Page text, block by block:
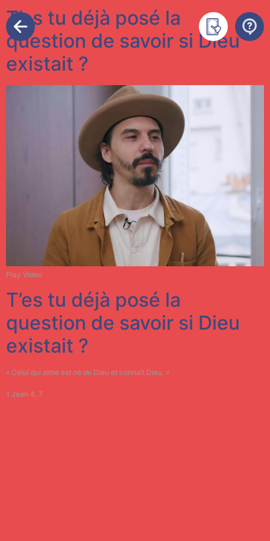
T’es tu déjà posé la
question de savoir si Dieu
existait ?
Play Video
T’es tu déjà posé la
question de savoir si Dieu
existait ?
« Celui qui aime est né de Dieu et connaît Dieu. »
1 Jean 4, 7